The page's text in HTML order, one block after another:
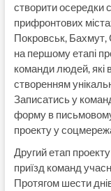
створити осередки
прифронтових
Покровськ, Бахмут,
на першому етапі
команди людей,
створенням
Записатись у
форму в письмовому
проекту у
Другий етап
приїзд команд
Протягом шести